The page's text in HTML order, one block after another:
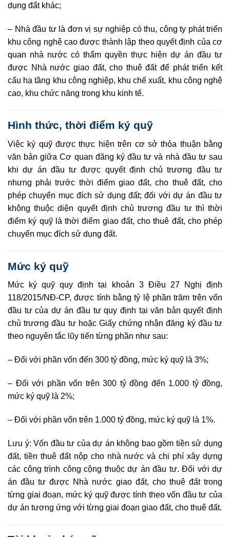
dụng đất khác;
– Nhà đầu tư là đơn vị sự nghiệp có thu, công ty phát triển
khu công nghệ cao được thành lập theo quyết định của cơ
quan nhà nước có thẩm quyền thực hiện dự án đầu tư
được Nhà nước giao đất, cho thuê đất để phát triển kết
cấu hạ tầng khu công nghiệp, khu chế xuất, khu công nghệ
cao, khu chức năng trong khu kinh tế.
Hình thức, thời điểm ký quỹ
Việc ký quỹ được thực hiện trên cơ sở thỏa thuận bằng
văn bản giữa Cơ quan đăng ký đầu tư và nhà đầu tư sau
khi dự án đầu tư được quyết định chủ trương đầu tư
nhưng phải trước thời điểm giao đất, cho thuê đất, cho
phép chuyển mục đích sử dụng đất; đối với dự án đầu tư
không thuộc diện quyết định chủtrương đầu tư thì thời
điểm ký quỹ là thời điểm giao đất, cho thuê đất, cho phép
chuyển mục đích sử dụng đất.
Mức ký quỹ
Mức ký quỹ quy định tại khoản 3 Điều 27
Nghị định
118/2015/NĐ-CP, được tính bằng tỷ lệ phần trăm trên vốn
đầu tư của dự án đầu tư quy định tại văn bản quyết định
chủtrương đầu tư hoặc Giấy chứng nhận đăng ký đầu tư
theo nguyên tắc lũy tiến từng phần như sau:
– Đối với phần vốn đến 300 tỷ đồng, mức ký quỹ là 3%;
– Đối với phần vốn trên 300 tỷ đồng đến 1.000 tỷ đồng,
mức ký quỹ là 2%;
– Đối với phần vốn trên 1.000 tỷ đồng, mức ký quỹ là 1%.
Lưu ý:Vốn đầu tư của dự án không bao gồm tiền sử dụng
đất, tiền thuê đất nộp cho nhà nước và chi phí xây dựng
các công trình công cộng thuộc dự án đầu tư. Đối với dự
án đầu tư được Nhà nước giao đất, cho thuê đất trong
từng giai đoạn, mức ký quỹ được tính theo vốn đầu tư của
dự án tương ứng với từng giai đoạn giao đất, cho thuê đất.